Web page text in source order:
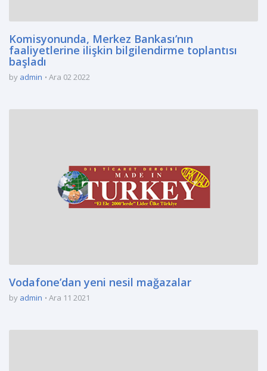
Komisyonunda, Merkez Bankası’nın
faaliyetlerine ilişkin bilgilendirme toplantısı
başladı
by admin Ara 02 2022
Vodafone’dan yeni nesil mağazalar
by admin Ara 11 2021